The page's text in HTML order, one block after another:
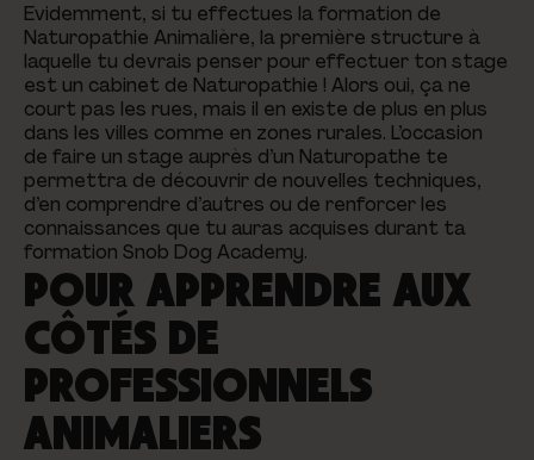
Evidemment, si tu effectues la formation de
Naturopathie Animalière, la première structure à
laquelle tu devrais penser pour effectuer ton stage
est un cabinet de Naturopathie ! Alors oui, ça ne
court pas les rues, mais il en existe de plus en plus
dans les villes comme en zones rurales. L’occasion
de faire un stage auprès d’un Naturopathe te
permettra de découvrir de nouvelles techniques,
d’en comprendre d’autres ou de renforcer les
connaissances que tu auras acquises durant ta
formation Snob Dog Academy.
POUR APPRENDRE AUX
CÔTÉS DE
PROFESSIONNELS
ANIMALIERS